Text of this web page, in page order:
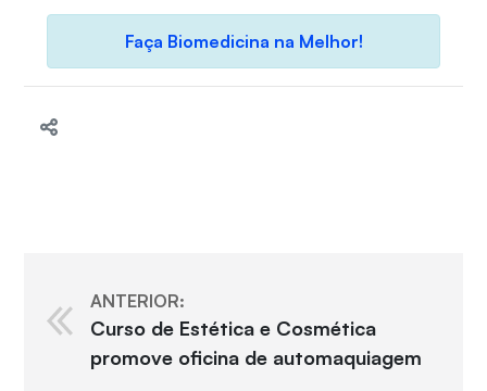
Faça Biomedicina na Melhor!
ANTERIOR:
Curso de Estética e Cosmética
promove oficina de automaquiagem